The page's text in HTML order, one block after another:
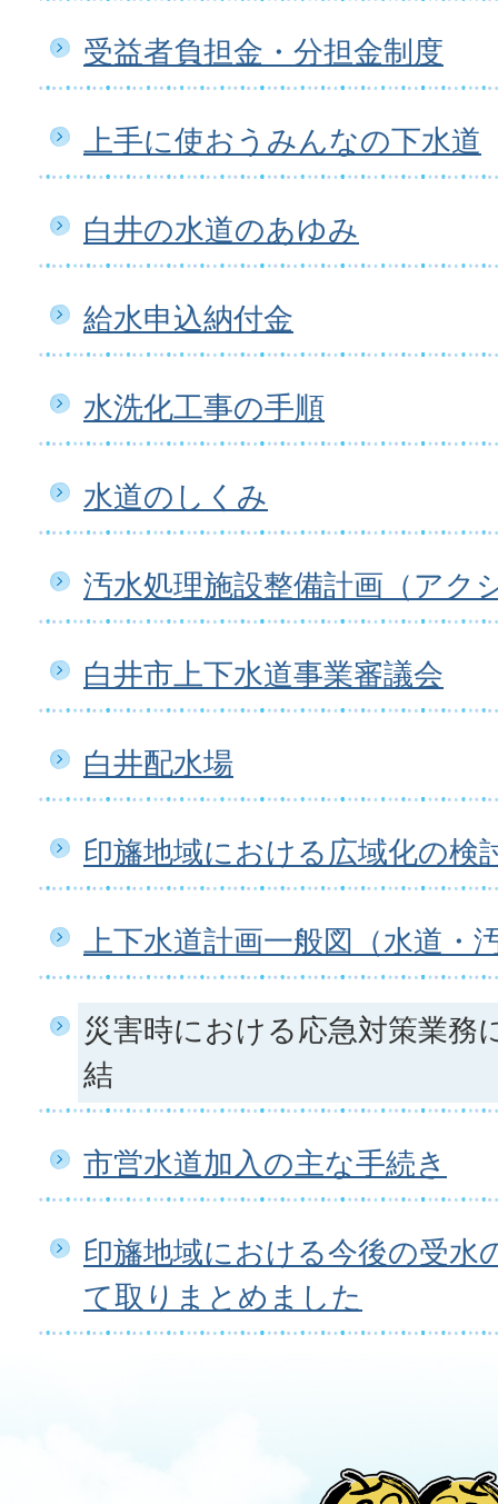
受益者負担金・分担金制度
上手に使おうみんなの下水道
白井の水道のあゆみ
給水申込納付金
水洗化工事の手順
水道のしくみ
汚水処理施設整備計画（アク
白井市上下水道事業審議会
白井配水場
印旛地域における広域化の検
上下水道計画一般図（水道・
災害時における応急対策業務
結
市営水道加入の主な手続き
印旛地域における今後の受水
て取りまとめました